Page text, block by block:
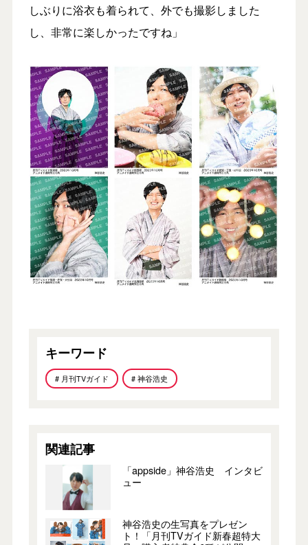
しぶりに浴衣も着られて、外でも撮影しました
し、非常に楽しかったですね」
キーワード
# 月刊TVガイド # 神谷浩史
関連記事
「appside」神谷浩史 インタビ
ュー
神谷浩史の生写真をプレゼン
ト！「月刊TVガイド新春超特大